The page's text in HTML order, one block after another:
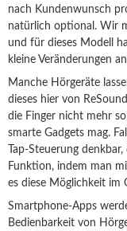
nach Kundenwunsch
natürlich optional. Wir
und für dieses Modell
kleine Veränderungen
Manche Hörgeräte
dieses hier von
die Finger nicht mehr
smarte Gadgets mag.
Tap-Steuerung
Funktion, indem man
es diese Möglichkeit
Smartphone-Apps
Bedienbarkeit von